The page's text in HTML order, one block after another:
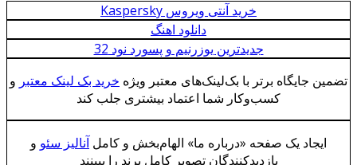
خرید آنتی ویروس Kaspersky
دانلود اهنگ
جدیدترین یوزرنیم و پسورد نود 32
تضمین جایگاه برتر با بک‌لینک‌های معتبر ویژه خرید بک لینک معتبر و
کسب‌وکار شما اعتماد بیشتری جلب کند
ایجاد یک صفحه «درباره ما» الهام‌بخش و کامل آنالیز سئو و
بازدیدکنندگان تصویر کامل برند را ببینند